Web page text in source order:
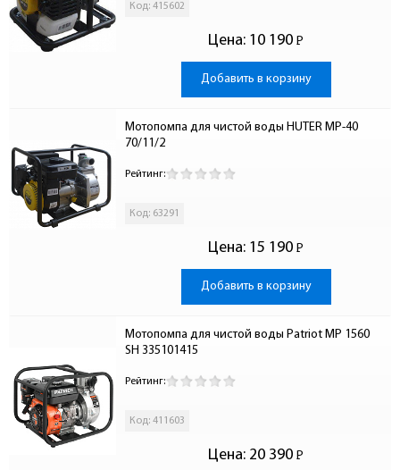
Код: 415602
Цена: 10 190 Р
-
Добавить в корзину
Мотопомпа для чистой воды HUTER MP-40
70/11/2
Рейтинг:
Код: 63291
Цена: 15 190 Р
-
Добавить в корзину
Мотопомпа для чистой воды Patriot MP 1560
SH 335101415
Рейтинг:
Код: 411603
Цена: 20 390 Р
-